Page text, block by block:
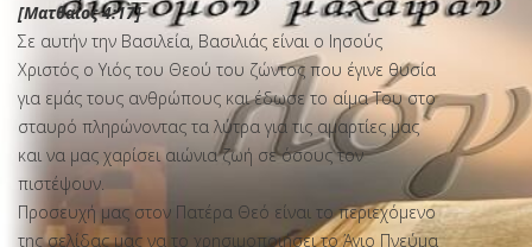
[Ματθαίος 4:17]
Σε αυτήν την Βασιλεία, Βασιλιάς είναι ο Ιησούς
Χριστός ο Υιός του Θεού του ζώντος που έγινε θυσία
για εμάς τους ανθρώπους και έδωσε το αίμα Του στο
σταυρό πληρώνοντας τα λύτρα για τις αμαρτίες μας
και να μας χαρίσει αιώνια ζωή σε όσους τον
πιστέψουν.
Προσευχή μας στον Πατέρα Θεό είναι το περιεχόμενο
της σελίδας μας να το χρησιμοποιήσει το Άγιο Πνεύμα